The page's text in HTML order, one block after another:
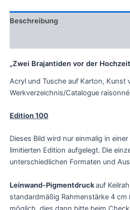
Beschreibung
„Zwei Brajantiden vor der
Acryl und Tusche auf Karton, Kunst
Werkverzeichnis/Catalogue raisonné
Edition 100
Dieses Bild wird nur einmalig in
limitierten Edition aufgelegt. Die
unterschiedlichen Formaten und
Leinwand-Pigmentdruckauf
standardmäßig Rahmenstärke 4 cm